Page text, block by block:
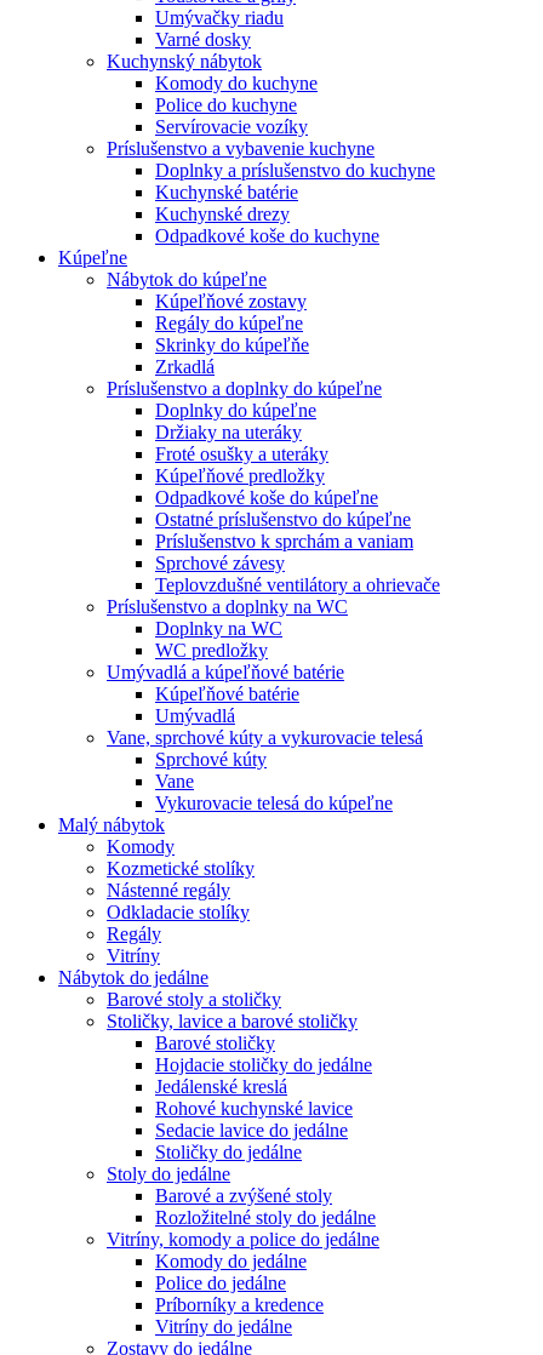
Umývačky riadu
Varné dosky
Kuchynský nábytok
Komody do kuchyne
Police do kuchyne
Servírovacie vozíky
Príslušenstvo a vybavenie kuchyne
Doplnky a príslušenstvo do kuchyne
Kuchynské batérie
Kuchynské drezy
Odpadkové koše do kuchyne
Kúpeľne
Nábytok do kúpeľne
Kúpeľňové zostavy
Regály do kúpeľne
Skrinky do kúpeľňe
Zrkadlá
Príslušenstvo a doplnky do kúpeľne
Doplnky do kúpeľne
Držiaky na uteráky
Froté osušky a uteráky
Kúpeľňové predložky
Odpadkové koše do kúpeľne
Ostatné príslušenstvo do kúpeľne
Príslušenstvo k sprchám a vaniam
Sprchové závesy
Teplovzdušné ventilátory a ohrievače
Príslušenstvo a doplnky na WC
Doplnky na WC
WC predložky
Umývadlá a kúpeľňové batérie
Kúpeľňové batérie
Umývadlá
Vane, sprchové kúty a vykurovacie telesá
Sprchové kúty
Vane
Vykurovacie telesá do kúpeľne
Malý nábytok
Komody
Kozmetické stolíky
Nástenné regály
Odkladacie stolíky
Regály
Vitríny
Nábytok do jedálne
Barové stoly a stoličky
Stoličky, lavice a barové stoličky
Barové stoličky
Hojdacie stoličky do jedálne
Jedálenské kreslá
Rohové kuchynské lavice
Sedacie lavice do jedálne
Stoličky do jedálne
Stoly do jedálne
Barové a zvýšené stoly
Rozložitelné stoly do jedálne
Vitríny, komody a police do jedálne
Komody do jedálne
Police do jedálne
Príborníky a kredence
Vitríny do jedálne
Zostavy do jedálne